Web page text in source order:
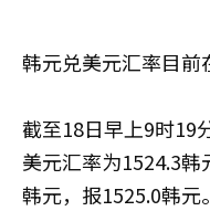
韩元兑美元汇率目前
截至18日早上9时19
美元汇率为1524.3
韩元，报1525.0韩元。